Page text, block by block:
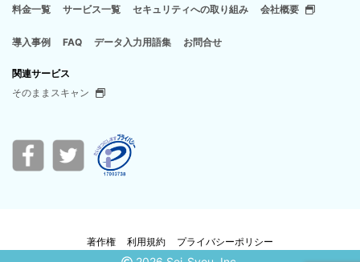
料金一覧 サービス一覧 セキュリティへの取り組み 会社概要
導入事例 FAQ データ入力用語集 お問合せ
関連サービス
そのままスキャン
著作権 利用規約 プライバシーポリシー